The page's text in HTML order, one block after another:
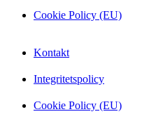
Cookie Policy (EU)
Kontakt
Integritetspolicy
Cookie Policy (EU)